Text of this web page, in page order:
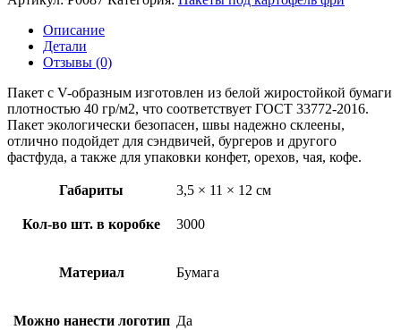
Описание
Детали
Отзывы (0)
Пакет с V-образным изготовлен из белой жиростойкой бумаги
плотностью 40 гр/м2, что соответствует ГОСТ 33772-2016.
Пакет экологически безопасен, швы надежно склеены,
отлично подойдет для сэндвичей, бургеров и другого
фастфуда, а также для упаковки конфет, орехов, чая, кофе.
Габариты 3,5 × 11 × 12 см
Кол-во шт. в коробке 3000
Материал Бумага
Можно нанести логотип Да